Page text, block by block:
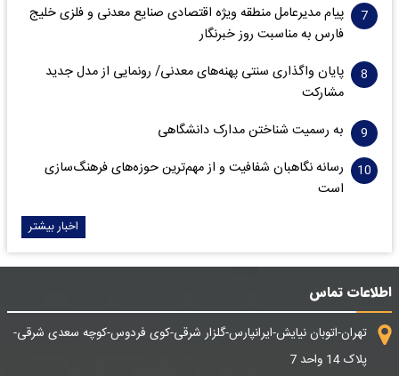
پیام مدیرعامل منطقه ویژه اقتصادی صنایع معدنی و فلزی خلیج
فارس به مناسبت روز خبرنگار‌
پایان واگذاری‌ سنتی پهنه‌های معدنی/ رونمایی از مدل جدید
مشارکت
به رسمیت شناختن مدارک دانشگاهی
رسانه نگاهبان شفافیت و از مهم‌ترین حوزه‌های فرهنگ‌سازی
است
اخبار بیشتر
اطلاعات تماس
تهران-اتوبان نیایش-ایرانپارس-گلزار شرقی-کوی فردوس-کوچه سعدی شرقی-
پلاک 14 واحد 7